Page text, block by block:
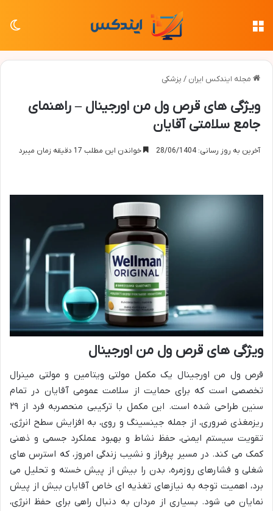
مجله ایندکس ایران / پزشکی
ویژگی های قرص ول من اورجینال – راهنمای
جامع سلامتی آقایان
آخرین به روز رسانی: 28/06/1404 خواندن این مطلب 17 دقیقه زمان میبرد
ویژگی های قرص ول من اورجینال
قرص ول من اورجینال یک مکمل مولتی ویتامین و مولتی مینرال
تخصصی است که برای حمایت از سلامت عمومی آقایان در تمام
سنین طراحی شده است. این مکمل با ترکیبی منحصربه فرد از ۲۹
ریزمغذی ضروری، از جمله جینسینگ و روی، به افزایش سطح انرژی،
تقویت سیستم ایمنی، حفظ نشاط و بهبود عملکرد جسمی و ذهنی
کمک می کند. در مسیر پرفراز و نشیب زندگی امروز، که استرس های
شغلی و فشارهای روزمره، بدن را بیش از پیش خسته و تحلیل می
برد، اهمیت توجه به نیازهای تغذیه ای خاص آقایان بیش از پیش
نمایان می شود. بسیاری از مردان به دنبال راهی برای حفظ انرژی،